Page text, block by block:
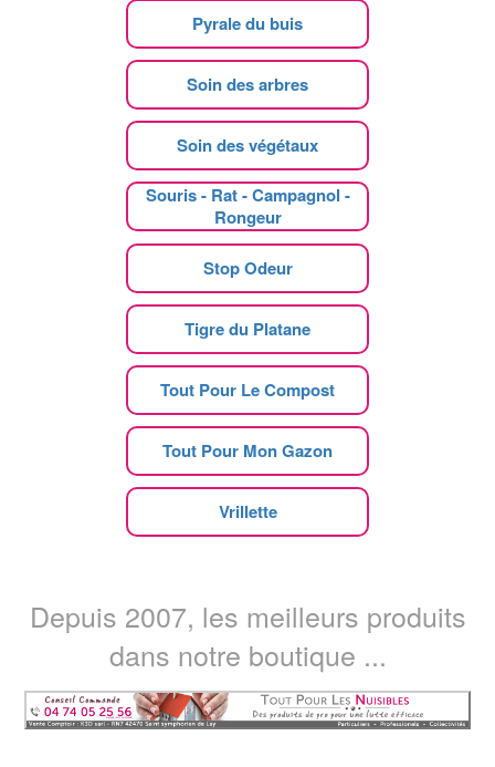
Pyrale du buis
Soin des arbres
Soin des végétaux
Souris - Rat - Campagnol -
Rongeur
Stop Odeur
Tigre du Platane
Tout Pour Le Compost
Tout Pour Mon Gazon
Vrillette
Depuis 2007, les meilleurs produits
dans notre boutique ...